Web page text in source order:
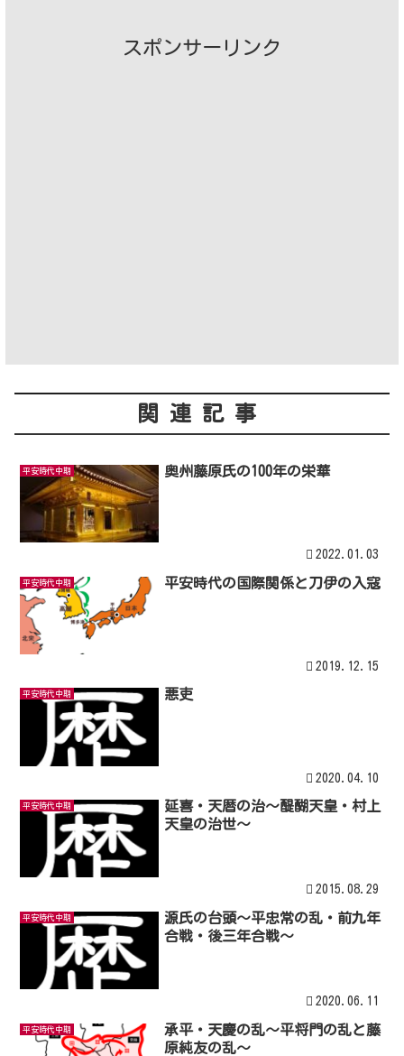
スポンサーリンク
関連記事
平安時代中期 奥州藤原氏の100年の栄華
2022.01.03
平安時代中期 平安時代の国際関係と刀伊の入寇
2019.12.15
平安時代中期 悪吏
2020.04.10
平安時代中期
延喜・天暦の治～醍醐天皇・村上
天皇の治世～
2015.08.29
平安時代中期
源氏の台頭～平忠常の乱・前九年
合戦・後三年合戦～
2020.06.11
平安時代中期
承平・天慶の乱〜平将門の乱と藤
原純友の乱〜